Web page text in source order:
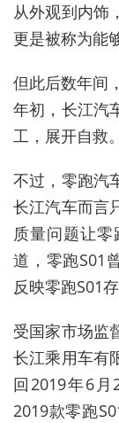
从外观到内饰
更是被称为能
但此后数年间
年初，长江汽
工，展开自救。
不过，零跑汽
长江汽车而言
质量问题让
道，零跑S01
反映零跑S01
受国家市场监
长江乘用车有
回2019年6
2019款零跑